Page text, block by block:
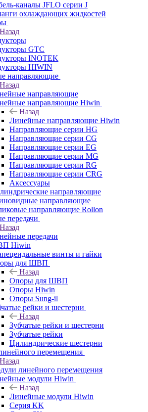
каналы JFLO серии J
охлаждающих жидкостей
Назад
GTC
INOTEK
HIWIN
направляющие
Назад
направляющие
направляющие Hiwin
Назад
Линейные направляющие Hiwin
Направляющие серии HG
Направляющие серии CG
Направляющие серии EG
Направляющие серии MG
Направляющие серии RG
Направляющие серии CRG
Аксессуары
направляющие
направляющие
направляющие Rollon
передачи
Назад
передачи
Hiwin
винты и гайки
для ШВП
Назад
Опоры для ШВП
Опоры Hiwin
Опоры Sung-il
рейки и шестерни
Назад
Зубчатые рейки и шестерни
Зубчатые рейки
Цилиндрические шестерни
перемещения
Назад
линейного перемещения
модули Hiwin
Назад
Линейные модули Hiwin
Серия KK